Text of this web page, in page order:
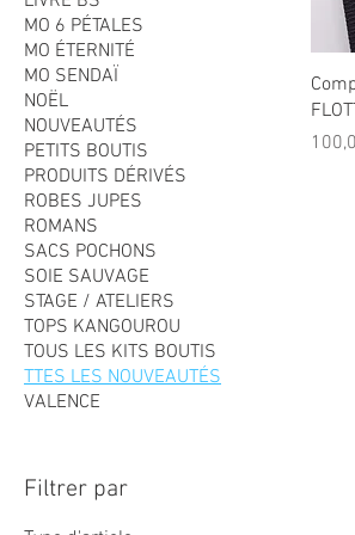
MO 6 PÉTALES
MO ÉTERNITÉ
MO SENDAÏ
NOËL
NOUVEAUTÉS
PETITS BOUTIS
PRODUITS DÉRIVÉS
ROBES JUPES
ROMANS
SACS POCHONS
SOIE SAUVAGE
STAGE / ATELIERS
TOPS KANGOUROU
TOUS LES KITS BOUTIS
TTES LES NOUVEAUTÉS
VALENCE
Filtrer par
Prix